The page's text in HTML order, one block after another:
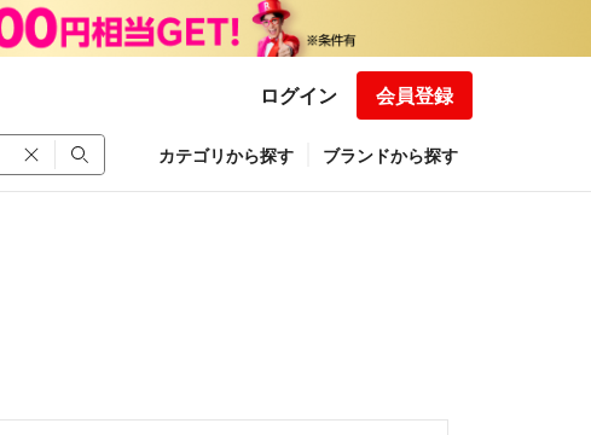
ログイン 会員登録
カテゴリから探す ブランドから探す